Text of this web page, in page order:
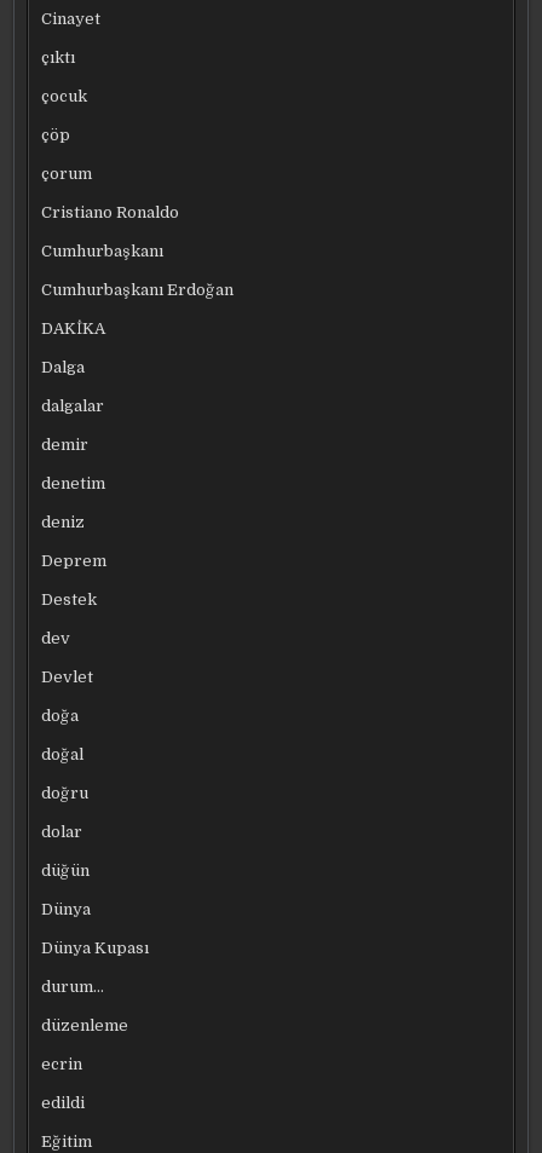
Cinayet
çıktı
çocuk
çöp
çorum
Cristiano Ronaldo
Cumhurbaşkanı
Cumhurbaşkanı Erdoğan
DAKİKA
Dalga
dalgalar
demir
denetim
deniz
Deprem
Destek
dev
Devlet
doğa
doğal
doğru
dolar
düğün
Dünya
Dünya Kupası
durum…
düzenleme
ecrin
edildi
Eğitim